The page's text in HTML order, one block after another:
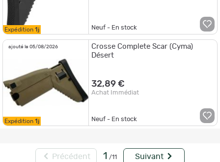
Expédition 1j Neuf - En stock
ajouté le 05/08/2026
Expédition 1j
Crosse Complete Scar (Cyma)
Désert
32,89 €
Achat Immédiat
Neuf - En stock
Précédent 1 /11 Suivant